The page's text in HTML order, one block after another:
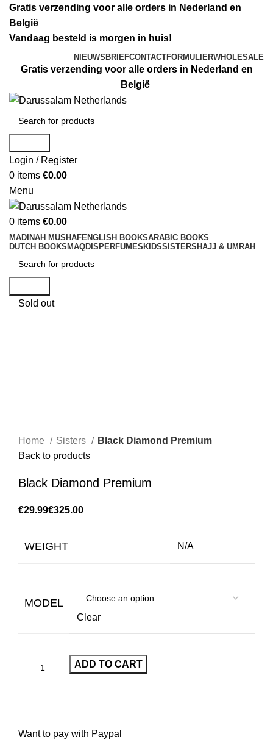
Gratis verzending voor alle orders in Nederland en
België
Vandaag besteld is morgen in huis!
NIEUWSBRIEFCONTACTFORMULIERWHOLESALE
Gratis verzending voor alle orders in Nederland en
België
Login / Register
0 items €0.00
Menu
0 items €0.00
MADINAH MUSHAFENGLISH BOOKSARABIC BOOKS
DUTCH BOOKS MAQDIS PERFUMES KIDSSISTERS HAJJ & UMRAH
Sold out
Home Sisters
Black Diamond Premium
Back to products
Black Diamond Premium
€ €
WEIGHT N/A
MODEL
Clear
ADD TO CART
Want to pay with Paypal